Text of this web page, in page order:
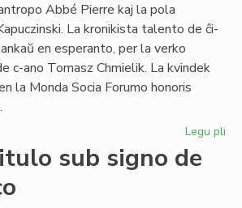
Abbé Pierre kaj la pola
La kronikista talento de ĉi-
en esperanto, per la verko
c-ano Tomasz Chmielik. La kvindek
la Monda Socia Forumo honoris
Legu pli
sub signo de